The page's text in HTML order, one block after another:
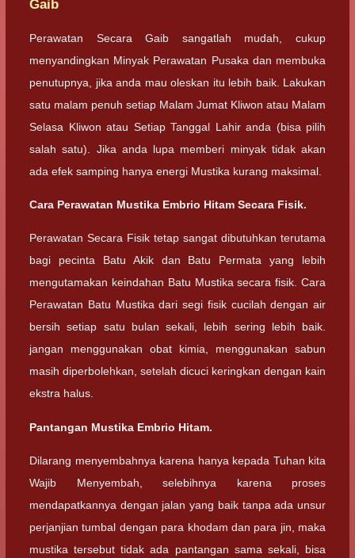
Gaib
Perawatan Secara Gaib sangatlah mudah, cukup
menyandingkan Minyak Perawatan Pusaka dan membuka
penutupnya, jika anda mau oleskan itu lebih baik. Lakukan
satu malam penuh setiap Malam Jumat Kliwon atau Malam
Selasa Kliwon atau Setiap Tanggal Lahir anda (bisa pilih
salah satu). Jika anda lupa memberi minyak tidak akan
ada efek samping hanya energi Mustika kurang maksimal.
Cara Perawatan Mustika Embrio Hitam Secara Fisik.
Perawatan Secara Fisik tetap sangat dibutuhkan terutama
bagi pecinta Batu Akik dan Batu Permata yang lebih
mengutamakan keindahan Batu Mustika secara fisik. Cara
Perawatan Batu Mustika dari segi fisik cucilah dengan air
bersih setiap satu bulan sekali, lebih sering lebih baik.
jangan menggunakan obat kimia, menggunakan sabun
masih diperbolehkan, setelah dicuci keringkan dengan kain
ekstra halus.
Pantangan Mustika Embrio Hitam.
Dilarang menyembahnya karena hanya kepada Tuhan kita
Wajib Menyembah, selebihnya karena proses
mendapatkannya dengan jalan yang baik tanpa ada unsur
perjanjian tumbal dengan para khodam dan para jin, maka
mustika tersebut tidak ada pantangan sama sekali, bisa